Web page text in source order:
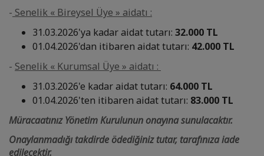
- Senelik « Bireysel Üye » aidatı :
31.03.2026'ya kadar aidat tutarı: 32.000 TL
01.04.2026'dan itibaren aidat tutarı: 42.000 TL
- Senelik « Kurumsal Üye » aidatı :
31.03.2026'e kadar aidat tutarı: 64.000 TL
01.04.2026'ten itibaren aidat tutarı: 83.000 TL
Müracaatınız Yönetim Kurulunun onayına sunulacaktır.
Onaylanmadığı takdirde ödediğiniz tutar, tarafınıza iade
edilecektir.